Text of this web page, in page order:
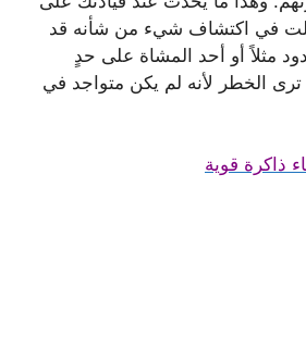
في اكتشاف شيء من شأنه قد
مثلاً أو أحد المشاة على حدٍ
الخطر لأنه لم يكن متواجد في
ذاكرة قوية